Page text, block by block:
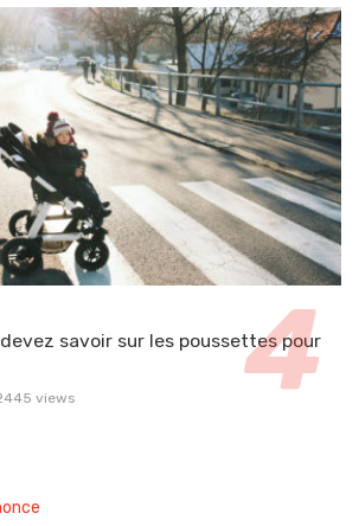
savoir sur les poussettes pour
views